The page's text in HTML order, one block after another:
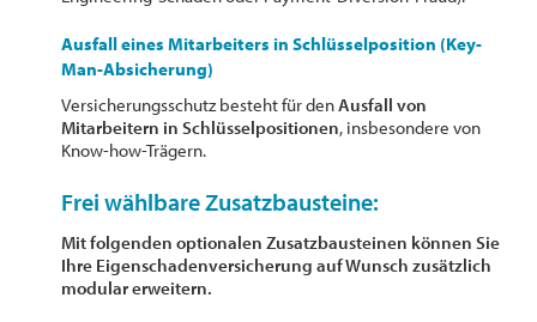
Ausfall eines Mitarbeiters in Schlüsselposition (Key-
Man-Absicherung)
Versicherungsschutz besteht für denAusfall von
Mitarbeitern in Schlüsselpositionen, insbesondere von
Know-how-Trägern.
Frei wählbare Zusatzbausteine:
Mit folgenden optionalen Zusatzbausteinen können Sie
Ihre Eigenschadenversicherung auf Wunsch zusätzlich
modular erweitern.